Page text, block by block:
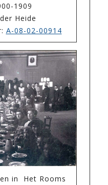
1909
Heide
A-08-02-00914
in Het Rooms